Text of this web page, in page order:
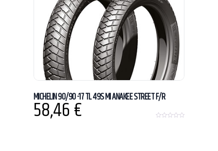
MICHELIN 90/90 -17 TL 49S MI ANAKEE STREET F/R
58,46€